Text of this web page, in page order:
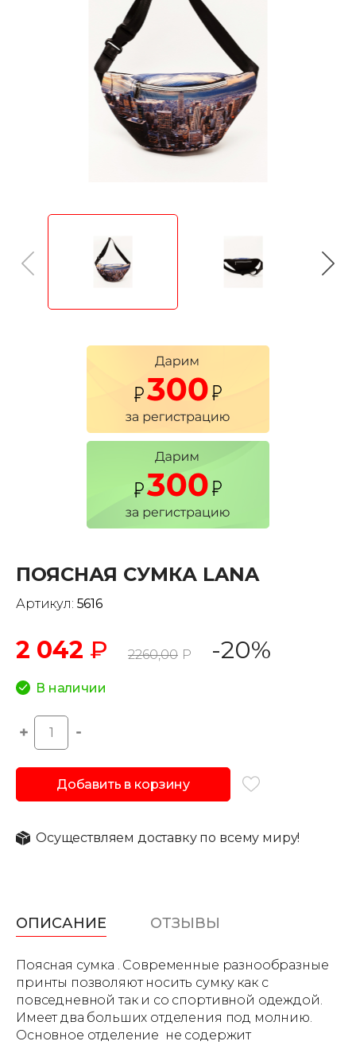
ПОЯСНАЯ СУМКА LANA
Артикул: 5616
2 042 ₽ 2260,00 Р -20%
В наличии
Добавить в корзину
Осуществляем доставку по всему миру!
ОПИСАНИЕ ОТЗЫВЫ
Поясная сумка . Современные разнообразные
принты позволяют носить сумку как с
повседневной так и со спортивной одеждой.
Имеет два больших отделения под молнию.
Основное отделение не содержит